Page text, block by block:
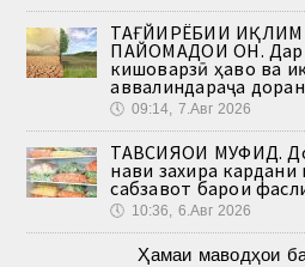
ТАҒЙИРЁБИИ
ПАЙОМАДҲОИ ОН. Дар
кишоварзӣ ҳаво ва
аввалиндараҷа
🕔 09:14, 7.Авг 2026
ТАВСИЯҲОИ МУФИД.
нави захира кардани
сабзавот барои
🕔 10:36, 6.Авг 2026
Ҳамаи маводҳои